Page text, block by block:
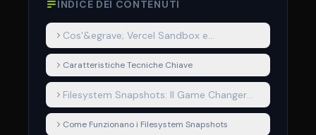
INDICE DEI CONTENUTI
Cos'&egrave; Vercel Sandbox e
Perch&eacute; &egrave; Importante
Caratteristiche Tecniche Chiave
Filesystem Snapshots: Il Game Changer
per i Cold Start
Come Funzionano i Filesystem Snapshots